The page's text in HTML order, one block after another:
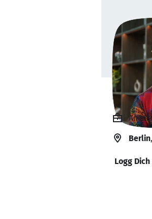
Berlin
Logg